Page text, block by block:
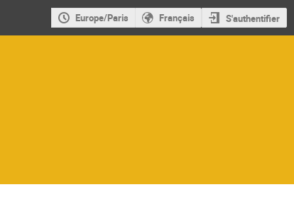
Europe/Paris Français S'authentifier